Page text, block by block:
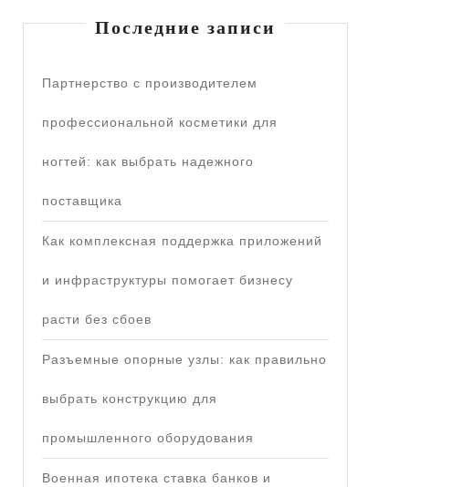
Последние записи
Партнерство с производителем
профессиональной косметики для
ногтей: как выбрать надежного
поставщика
Как комплексная поддержка приложений
и инфраструктуры помогает бизнесу
расти без сбоев
Разъемные опорные узлы: как правильно
выбрать конструкцию для
промышленного оборудования
Военная ипотека ставка банков и